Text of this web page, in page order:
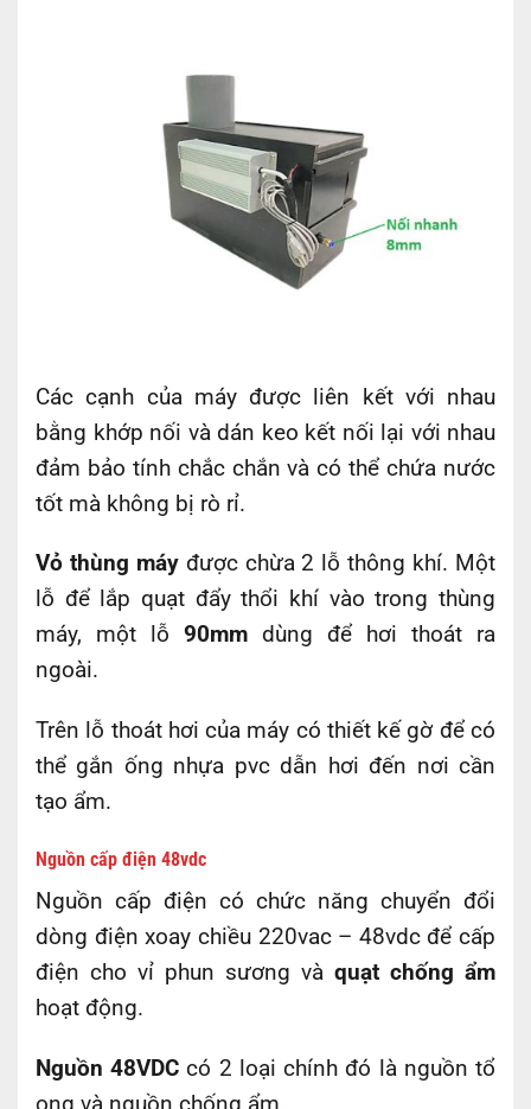
Các cạnh của máy được liên kết với nhau
bằng khớp nối và dán keo kết nối lại với nhau
đảm bảo tính chắc chắn và có thể chứa nước
tốt mà không bị rò rỉ.
Vỏ thùng máyđược chừa 2 lỗ thông khí. Một
lỗ để lắp quạt đẩy thổi khí vào trong thùng
máy, một lỗ 90mm dùng để hơi thoát ra
ngoài.
Trên lỗ thoát hơi của máy có thiết kế gờ để có
thể gắn ống nhựa pvc dẫn hơi đến nơi cần
tạo ẩm.
Nguồn cấp điện 48vdc
Nguồn cấp điện có chức năng chuyển đổi
dòng điện xoay chiều 220vac – 48vdc để cấp
điện cho vỉ phun sương và quạt chống ẩm
hoạt động.
Nguồn 48VDC có 2 loại chính đó là nguồn tổ
ong và nguồn chống ẩm.